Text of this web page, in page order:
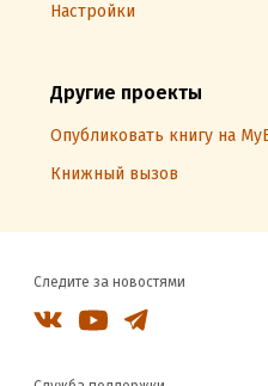
Настройки
Другие проекты
Опубликовать книгу на
Книжный вызов
Следите за новостями